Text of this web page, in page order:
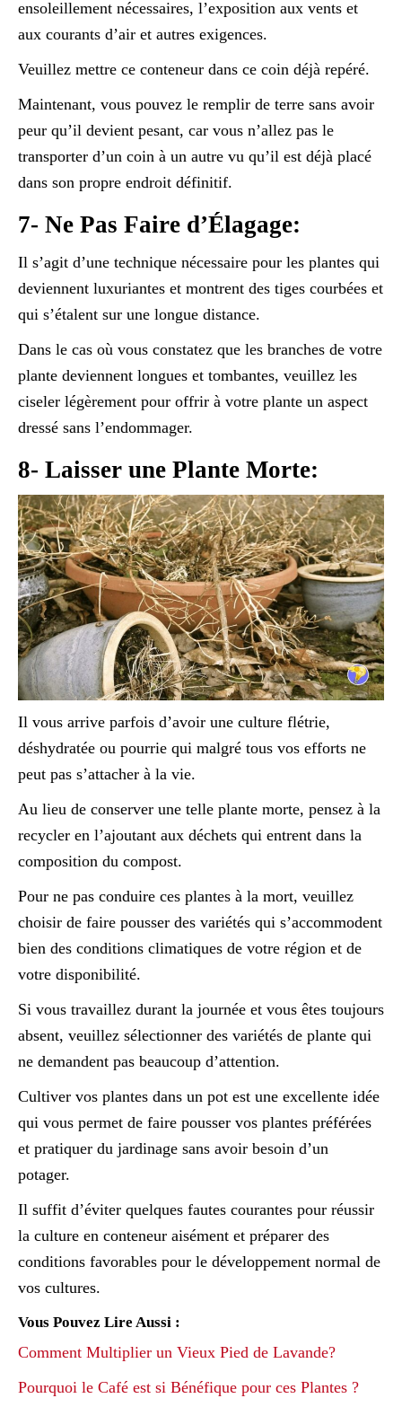
ensoleillement nécessaires, l’exposition aux vents et
aux courants d’air et autres exigences.
Veuillez mettre ce conteneur dans ce coin déjà repéré.
Maintenant, vous pouvez le remplir de terre sans avoir
peur qu’il devient pesant, car vous n’allez pas le
transporter d’un coin à un autre vu qu’il est déjà placé
dans son propre endroit définitif.
7- Ne Pas Faire d’Élagage:
Il s’agit d’une technique nécessaire pour les plantes qui
deviennent luxuriantes et montrent des tiges courbées et
qui s’étalent sur une longue distance.
Dans le cas où vous constatez que les branches de votre
plante deviennent longues et tombantes, veuillez les
ciseler légèrement pour offrir à votre plante un aspect
dressé sans l’endommager.
8- Laisser une Plante Morte:
Il vous arrive parfois d’avoir une culture flétrie,
déshydratée ou pourrie qui malgré tous vos efforts ne
peut pas s’attacher à la vie.
Au lieu de conserver une telle plante morte, pensez à la
recycler en l’ajoutant aux déchets qui entrent dans la
composition du compost.
Pour ne pas conduire ces plantes à la mort, veuillez
choisir de faire pousser des variétés qui s’accommodent
bien des conditions climatiques de votre région et de
votre disponibilité.
Si vous travaillez durant la journée et vous êtes toujours
absent, veuillez sélectionner des variétés de plante qui
ne demandent pas beaucoup d’attention.
Cultiver vos plantes dans un pot est une excellente idée
qui vous permet de faire pousser vos plantes préférées
et pratiquer du jardinage sans avoir besoin d’un
potager.
Il suffit d’éviter quelques fautes courantes pour réussir
la culture en conteneur aisément et préparer des
conditions favorables pour le développement normal de
vos cultures.
Vous Pouvez Lire Aussi :
Comment Multiplier un Vieux Pied de Lavande?
Pourquoi le Café est si Bénéfique pour ces Plantes ?